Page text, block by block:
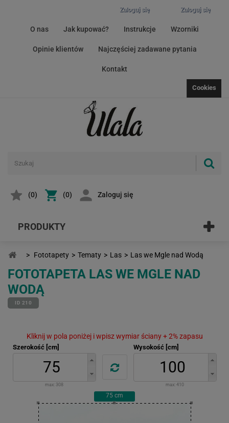
Zaloguj się
Zaloguj się
O nas Jak kupować? Instrukcje Wzorniki
Opinie klientów Najczęściej zadawane pytania
Kontakt
Cookies
(0) (0) Zaloguj się
PRODUKTY
> Fototapety > Tematy > Las > Las we Mgle nad Wodą
FOTOTAPETA LAS WE MGLE NAD
WODĄ
ID 210
Kliknij w pola poniżej i wpisz wymiar ściany + 2% zapasu
Szerokość [cm]
max: 308
Wysokość [cm]
max: 410
75 cm